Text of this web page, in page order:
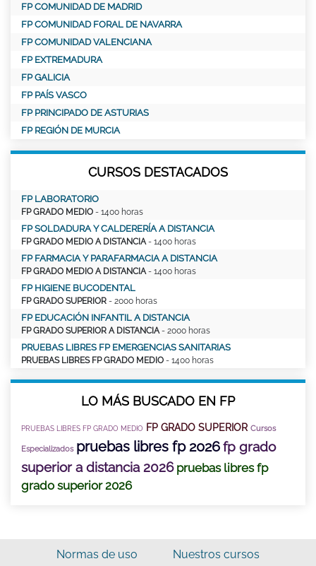
FP COMUNIDAD DE MADRID
FP COMUNIDAD FORAL DE NAVARRA
FP COMUNIDAD VALENCIANA
FP EXTREMADURA
FP GALICIA
FP PAÍS VASCO
FP PRINCIPADO DE ASTURIAS
FP REGIÓN DE MURCIA
CURSOS DESTACADOS
FP LABORATORIO
FP GRADO MEDIO - 1400 horas
FP SOLDADURA Y CALDERERÍA A DISTANCIA
FP GRADO MEDIO A DISTANCIA - 1400 horas
FP FARMACIA Y PARAFARMACIA A DISTANCIA
FP GRADO MEDIO A DISTANCIA - 1400 horas
FP HIGIENE BUCODENTAL
FP GRADO SUPERIOR - 2000 horas
FP EDUCACIÓN INFANTIL A DISTANCIA
FP GRADO SUPERIOR A DISTANCIA - 2000 horas
PRUEBAS LIBRES FP EMERGENCIAS SANITARIAS
PRUEBAS LIBRES FP GRADO MEDIO - 1400 horas
LO MÁS BUSCADO EN FP
PRUEBAS LIBRES FP GRADO MEDIO FP GRADO SUPERIOR Cursos
Especializados pruebas libres fp 2026fp grado
superior a distancia 2026 pruebas libres fp
grado superior 2026
Normas de uso
Nuestros cursos